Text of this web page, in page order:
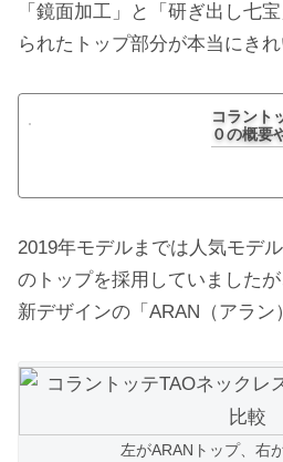
「鏡面加工」と「研ぎ出し七
られたトップ部分が本当にきれ
コラント
０の概要
2019年モデルまでは人気モデ
のトップを採用していました
新デザインの「ARAN（アラン
左がARANトップ、右